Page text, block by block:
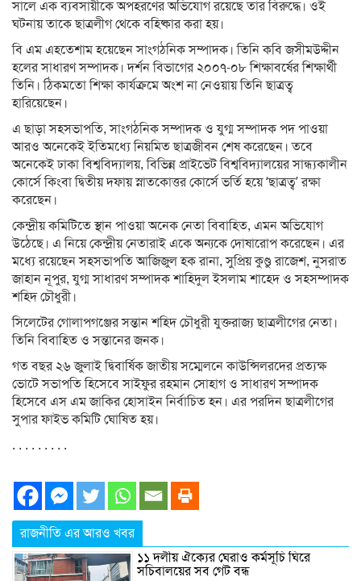
সালে এক ব্যবসায়ীকে অপহরণের অভিযোগ রয়েছে তার বিরুদ্ধে। ওই
ঘটনায় তাকে ছাত্রলীগ থেকে বহিষ্কার করা হয়।
বি এম এহতেশাম হয়েছেন সাংগঠনিক সম্পাদক। তিনি কবি জসীমউদ্দীন
হলের সাধারণ সম্পাদক। দর্শন বিভাগের ২০০৭-০৮ শিক্ষাবর্ষের শিক্ষার্থী
তিনি। ঠিকমতো শিক্ষা কার্যক্রমে অংশ না নেওয়ায় তিনি ছাত্রত্ব
হারিয়েছেন।
এ ছাড়া সহসভাপতি, সাংগঠনিক সম্পাদক ও যুগ্ম সম্পাদক পদ পাওয়া
আরও অনেকেই ইতিমধ্যে নিয়মিত ছাত্রজীবন শেষ করেছেন। তবে
অনেকেই ঢাকা বিশ্ববিদ্যালয়, বিভিন্ন প্রাইভেট বিশ্ববিদ্যালয়ের সান্ধ্যকালীন
কোর্সে কিংবা দ্বিতীয় দফায় স্নাতকোত্তর কোর্সে ভর্তি হয়ে ‘ছাত্রত্ব’ রক্ষা
করেছেন।
কেন্দ্রীয় কমিটিতে স্থান পাওয়া অনেক নেতা বিবাহিত, এমন অভিযোগ
উঠেছে। এ নিয়ে কেন্দ্রীয় নেতারাই একে অন্যকে দোষারোপ করেছেন। এর
মধ্যে রয়েছেন সহসভাপতি আজিজুল হক রানা, সুপ্রিয় কুণ্ডু রাজেশ, নুসরাত
জাহান নূপুর, যুগ্ম সাধারণ সম্পাদক শাহিদুল ইসলাম শাহেদ ও সহসম্পাদক
শহিদ চৌধুরী।
সিলেটের গোলাপগঞ্জের সন্তান শহিদ চৌধুরী যুক্তরাজ্য ছাত্রলীগের নেতা।
তিনি বিবাহিত ও সন্তানের জনক।
গত বছর ২৬ জুলাই দ্বিবার্ষিক জাতীয় সম্মেলনে কাউন্সিলরদের প্রত্যক্ষ
ভোটে সভাপতি হিসেবে সাইফুর রহমান সোহাগ ও সাধারণ সম্পাদক
হিসেবে এস এম জাকির হোসাইন নির্বাচিত হন। এর পরদিন ছাত্রলীগের
সুপার ফাইভ কমিটি ঘোষিত হয়।
. . . . . . . . .
রাজনীতি এর আরও খবর
১১ দলীয় ঐক্যের ঘেরাও কর্মসূচি ঘিরে
সচিবালয়ের সব গেট বন্ধ